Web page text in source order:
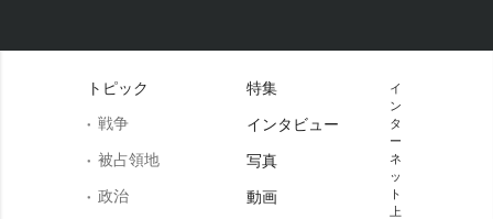
トピック
戦争
被占領地
政治
特集
インタビュー
写真
動画
イ
ン
タ
ー
ネ
ッ
ト
上